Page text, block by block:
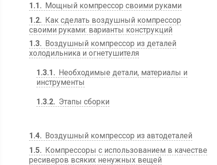
1.1
Мощный компрессор своими руками
1.2
Как сделать воздушный компрессор
своими руками: варианты конструкций
1.3
Воздушный компрессор из деталей
холодильника и огнетушителя
1.3.1
Необходимые детали, материалы и
инструменты
1.3.2 Этапы сборки
1.4
Воздушный компрессор из автодеталей
1.5
Компрессоры с использованием в качестве
ресиверов всяких ненужных вещей